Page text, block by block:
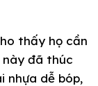
thấy họ cần
này đã thúc
dễ bóp,